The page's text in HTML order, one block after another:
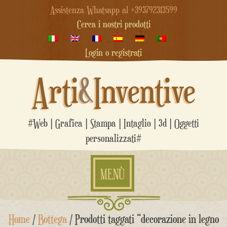
Assistenza Whatsapp al +393792313599
Cerca i nostri prodotti
Login o registrati
Arti&Inventive
#Web | Grafica | Stampa | Intaglio | 3d | Oggetti
personalizzati#
MENÙ
Salta
Home/Bottega/ Prodotti taggati “decorazione in legno